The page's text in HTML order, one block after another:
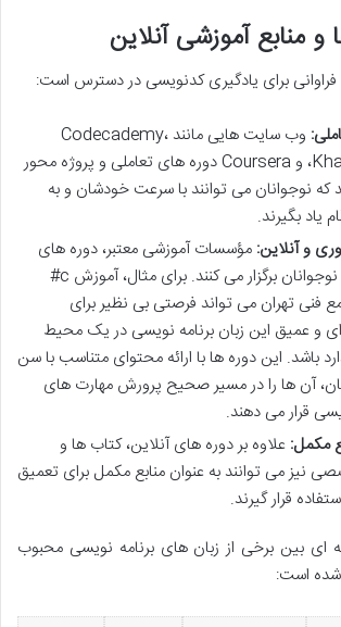
فراوانی برای یادگیری کدنویسی در دسترس است:
وب سایت هایی مانند Codecademy،
Khan Academy، و Coursera دوره های تعاملی و پروژه محور
که نوجوانان می توانند با سرعت خودشان و به
یاد بگیرند.
و آنلاین: مؤسسات آموزشی معتبر، دوره های
تخصصی برای نوجوانان برگزار می کنند. برای مثال، آموزش c#
فنی تهران می تواند فرصتی بی نظیر برای
و عمیق این زبان برنامه نویسی در یک محیط
باشد. این دوره ها با ارائه محتوای متناسب با سن
آن ها را در مسیر صحیح پرورش مهارت های
قرار می دهند.
مکمل: علاوه بر دوره های آنلاین، کتاب ها و
نیز می توانند به عنوان منابع مکمل برای تعمیق
قرار گیرند.
ای بین برخی از زبان های برنامه نویسی محبوب
شده است: